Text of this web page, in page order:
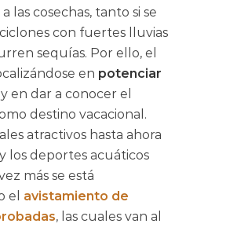
las cosechas, tanto si se
con fuertes lluvias
sequías. Por ello, el
en potenciar
y en dar a conocer el
destino vacacional.
atractivos hasta ahora
los deportes acuáticos
más se está
el avistamiento de
, las cuales van al